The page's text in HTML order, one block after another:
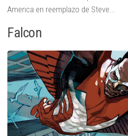
America en reemplazo de Steve...
Falcon